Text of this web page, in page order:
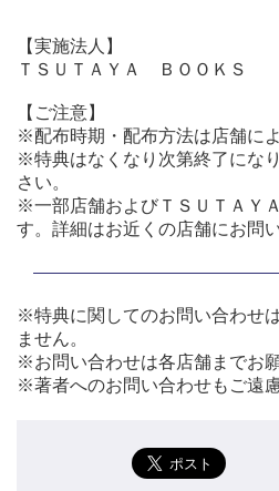
【実施法人】
ＴＳＵＴＡＹＡ ＢＯＯＫＳ
【ご注意】
※配布時期・配布方法は店舗に
※特典はなくなり次第終了にな
さい。
※一部店舗およびＴＳＵＴＡＹ
す。詳細はお近くの店舗にお問
※特典に関してのお問い合わせ
ません。
※お問い合わせは各店舗までお
※著者へのお問い合わせもご遠慮